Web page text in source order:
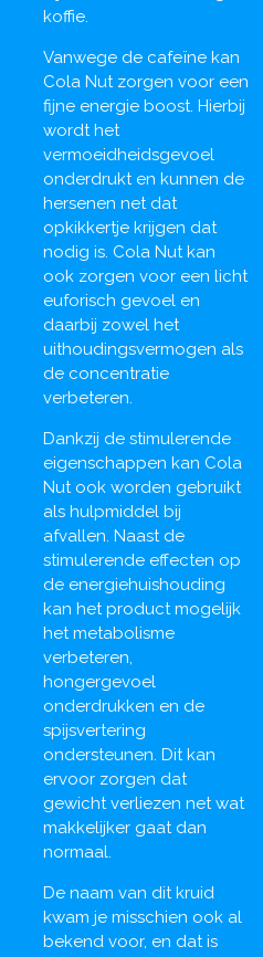
koffie.
Vanwege de cafeïne kan
Cola Nut zorgen voor een
fijne energie boost. Hierbij
wordt het
vermoeidheidsgevoel
onderdrukt en kunnen de
hersenen net dat
opkikkertje krijgen dat
nodig is. Cola Nut kan
ook zorgen voor een licht
euforisch gevoel en
daarbij zowel het
uithoudingsvermogen als
de concentratie
verbeteren.
Dankzij de stimulerende
eigenschappen kan Cola
Nut ook worden gebruikt
als hulpmiddel bij
afvallen. Naast de
stimulerende effecten op
de energiehuishouding
kan het product mogelijk
het metabolisme
verbeteren,
hongergevoel
onderdrukken en de
spijsvertering
ondersteunen. Dit kan
ervoor zorgen dat
gewicht verliezen net wat
makkelijker gaat dan
normaal.
De naam van dit kruid
kwam je misschien ook al
bekend voor, en dat is